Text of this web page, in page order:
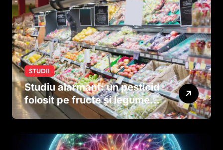
STUDII
Studiu alarmant: un pesticid
folosit pe fructe și legume
ar putea afecta dezvoltarea
dinainte de naștere